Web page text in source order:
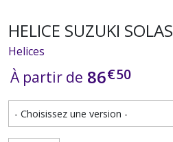
HELICE SUZUKI SOLAS
Helices
À partir de 86€50